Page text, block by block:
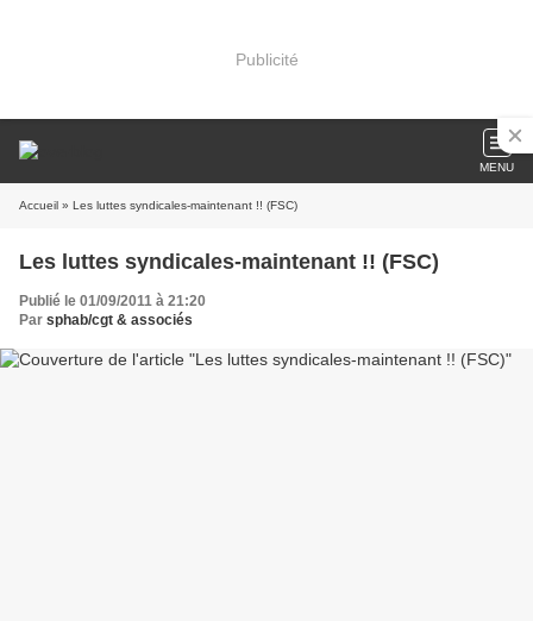
Publicité
MENU
Accueil » Les luttes syndicales-maintenant !! (FSC)
Les luttes syndicales-maintenant !! (FSC)
Publié le 01/09/2011 à 21:20
Par sphab/cgt & associés